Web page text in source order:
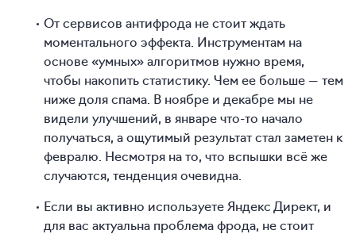
От сервисов антифрода не стоит ждать
моментального эффекта. Инструментам на
основе «умных» алгоритмов нужно время,
чтобы накопить статистику. Чем ее больше — тем
ниже доля спама. В ноябре и декабре мы не
видели улучшений, в январе что-то начало
получаться, а ощутимый результат стал заметен к
февралю. Несмотря на то, что вспышки всё же
случаются, тенденция очевидна.
Если вы активно используете Яндекс Директ, и
для вас актуальна проблема фрода, не стоит